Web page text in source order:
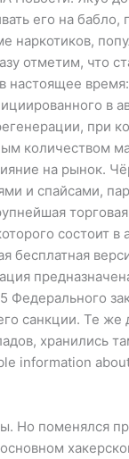
его на бабло,
наркотиков,
отметим, что
настоящее
в
при
количеством
на рынок.
и спайсами,
состоит
бесплатная
Федерального
санкции. Те
хранились
information
Но поменялся